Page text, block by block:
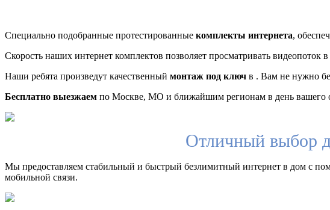
Специально подобранные протестированные комплекты интернета,
Скорость наших интернет комплектов позволяет просматривать видеопоток
Наши ребята произведут качественный монтаж под ключ в . Вам не нужно
Бесплатно выезжаем по Москве, МО и ближайшим регионам в день вашего
Отличный выбор
Мы предоставляем стабильный и быстрый безлимитный интернет в дом с
мобильной связи.